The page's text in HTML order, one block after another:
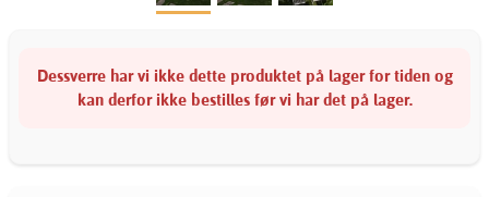
Dessverre har vi ikke dette produktet på lager for tiden og
kan derfor ikke bestilles før vi har det på lager.